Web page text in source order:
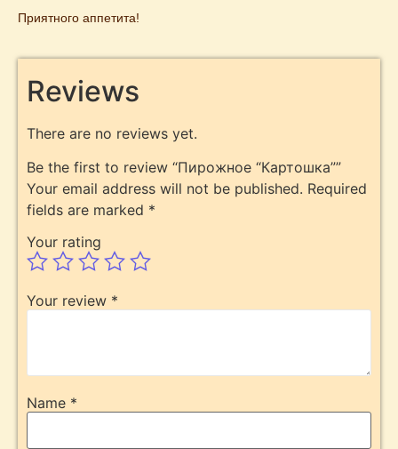
Приятного аппетита!
Reviews
There are no reviews yet.
Be the first to review “Пирожное “Картошка””
Your email address will not be published. Required
fields are marked *
Your rating
Your review *
Name *